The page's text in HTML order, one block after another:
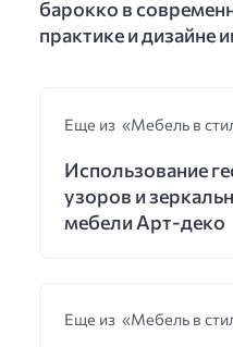
барокко в
практике и дизайне
Еще из «Мебель в
Использование
узоров и
мебели Арт-деко
Еще из «Мебель в